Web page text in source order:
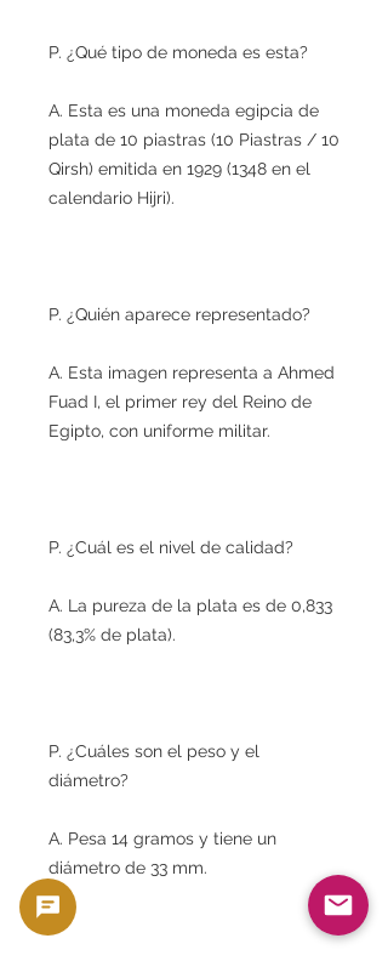
P. ¿Qué tipo de moneda es esta?
A. Esta es una moneda egipcia de
plata de 10 piastras (10 Piastras / 10
Qirsh) emitida en 1929 (1348 en el
calendario Hijri).
P. ¿Quién aparece representado?
A. Esta imagen representa a Ahmed
Fuad I, el primer rey del Reino de
Egipto, con uniforme militar.
P. ¿Cuál es el nivel de calidad?
A. La pureza de la plata es de 0,833
(83,3% de plata).
P. ¿Cuáles son el peso y el
diámetro?
A. Pesa 14 gramos y tiene un
diámetro de 33 mm.